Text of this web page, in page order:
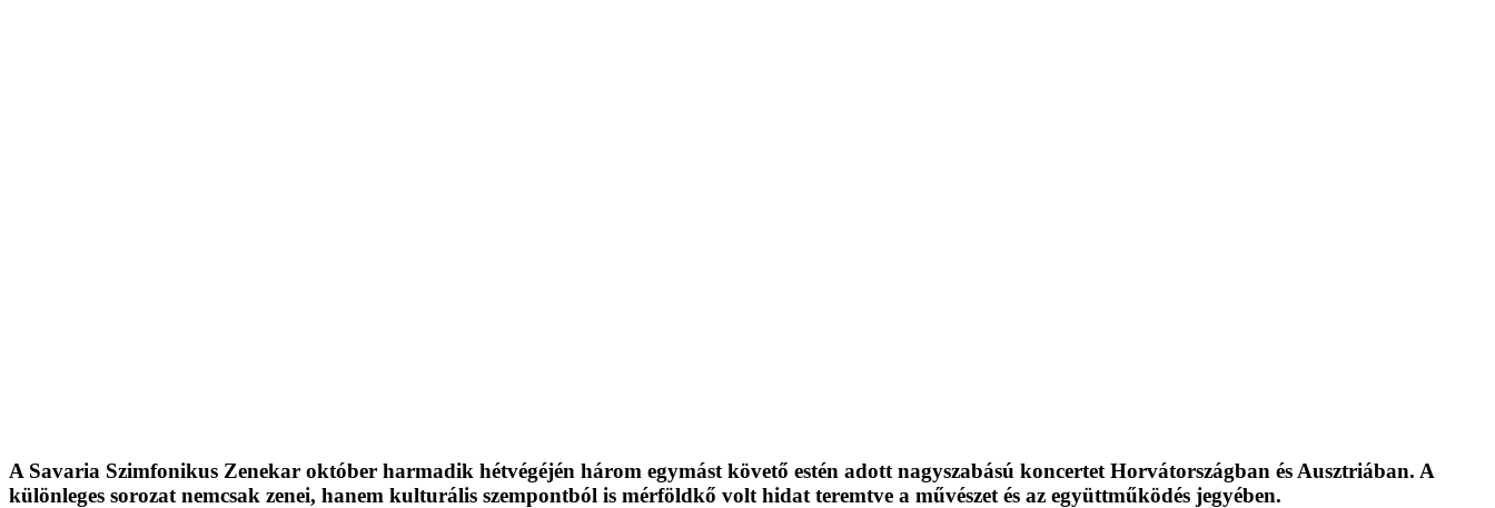
A Savaria Szimfonikus Zenekar október harmadik hétvégéjén három egymást követő estén adott nagyszabású koncertet Horvátországban és Ausztriában. A
különleges sorozat nemcsak zenei, hanem kulturális szempontból is mérföldkő volt hidat teremtve a művészet és az együttműködés jegyében.